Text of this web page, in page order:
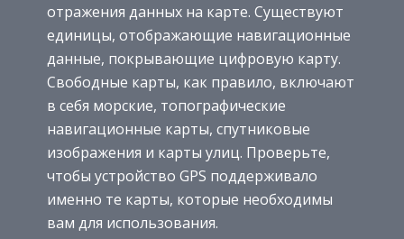
отражения данных на карте. Существуют
единицы, отображающие навигационные
данные, покрывающие цифровую карту.
Свободные карты, как правило, включают
в себя морские, топографические
навигационные карты, спутниковые
изображения и карты улиц. Проверьте,
чтобы устройство GPS поддерживало
именно те карты, которые необходимы
вам для использования.